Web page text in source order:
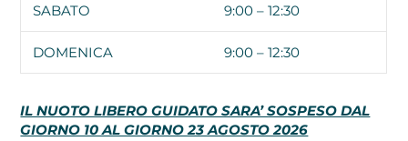
SABATO 9:00 – 12:30
DOMENICA 9:00 – 12:30
IL NUOTO LIBERO GUIDATO SARA’ SOSPESO DAL
GIORNO 10 AL GIORNO 23 AGOSTO 2026